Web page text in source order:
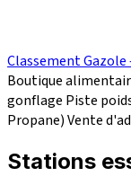
Classement
Boutique
gonflage Piste
Propane)Vente
Stations